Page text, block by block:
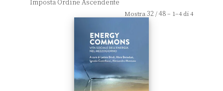
Mostra32/48– 1–4 di 4